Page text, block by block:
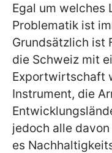
Egal um welches
Problematik ist
Grundsätzlich ist
die Schweiz mit
Exportwirtschaft
Instrument, die
jedoch alle
es